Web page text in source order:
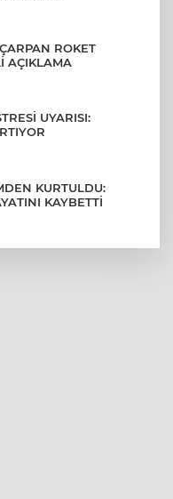
ROKET
AÇIKLAMA
UYARISI:
KURTULDU:
KAYBETTİ